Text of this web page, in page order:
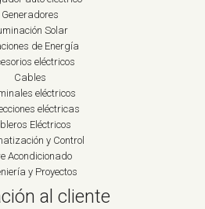
Generadores
Solar
de Energía
eléctricos
Cables
eléctricos
eléctricas
Eléctricos
y Control
Acondicionado
y Proyectos
al cliente